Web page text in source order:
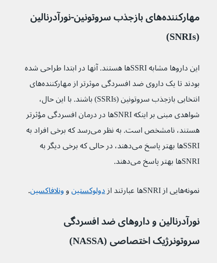
مهارکننده‌های بازجذب سروتونین-نورآدرنالین
(SNRIs)
این دارو‌ها مشابه SSRI‌ها هستند. آنها در ابتدا طراحی شده
بودند تا یک داروی ضد افسردگی موثرتر از مهارکننده‌های
انتخابی بازجذب سروتونین (SSRIs) باشند. با این حال،
شواهدی مبنی بر اینکه SNRI‌ها در درمان افسردگی مؤثرتر
هستند، نامشخص است. به نظر می‌رسد که برخی افراد به
SSRI‌ها بهتر پاسخ می‌دهند، در حالی که برخی دیگر به
SNRI‌ها بهتر پاسخ می‌دهند.
نمونه‌هایی از SNRI‌ها عبارتند از
دولوکستینو ونلافاکسین.
نورآدرنالین و داروهای ضد افسردگی
سروتونرژیک اختصاصی (NASSA)